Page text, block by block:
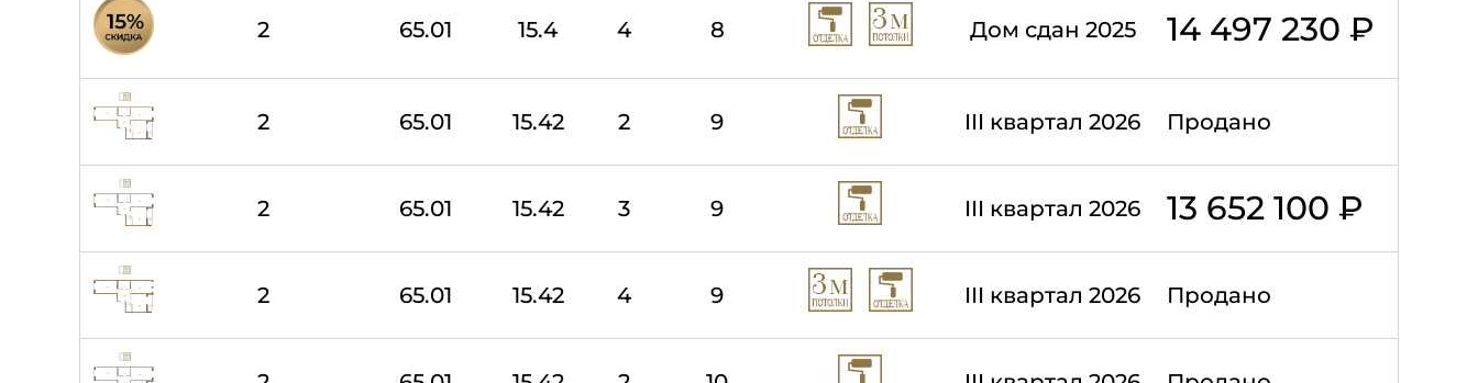
2 65.01 15.4 4 8 Дом сдан 2025 14 497 230 ₽
2 65.01 15.42 2 9 III квартал 2026 Продано
2 65.01 15.42 3 9 III квартал 2026 13 652 100 ₽
2 65.01 15.42 4 9 III квартал 2026 Продано